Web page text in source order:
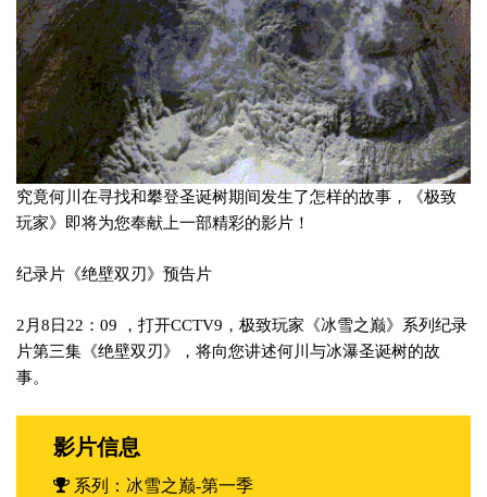
究竟何川在寻找和攀登圣诞树期间发生了怎样的故事，《极致
玩家》即将为您奉献上一部精彩的影片！
纪录片《绝壁双刃》预告片
2月8日22：09 ，打开CCTV9，极致玩家《冰雪之巅》系列纪录
片第三集《绝壁双刃》，将向您讲述何川与冰瀑圣诞树的故
事。
影片信息
系列： 冰雪之巅-第一季